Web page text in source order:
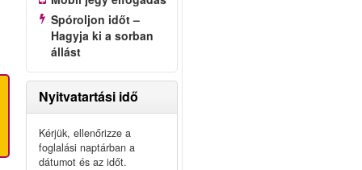
Spóroljon időt –
Hagyja ki a sorban
állást
Nyitvatartási idő
Kérjük, ellenőrizze a
foglalási naptárban a
dátumot és az időt.